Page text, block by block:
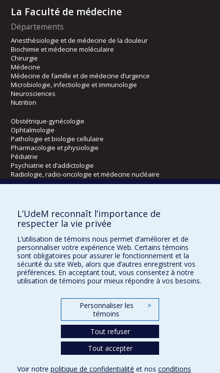
La Faculté de médecine
Départements
Anesthésiologie et de médecine de la douleur
Biochimie et médecine moléculaire
Chirurgie
Médecine
Médecine de famille et de médecine d’urgence
Microbiologie, infectiologie et immunologie
Neurosciences
Nutrition
Obstétrique-gynécologie
Ophtalmologie
Pathologie et biologie cellulaire
Pharmacologie et physiologie
Pédiatrie
Psychiatrie et d’addictologie
Radiologie, radio-oncologie et médecine nucléaire
Écoles
Kinésiologie et des sciences de l’activité physique
Orthophonie et audiologie
Réadaptation
Directions
DPC
CPASS
L’UdeM reconnaît l’importance de
respecter la vie privée
L’utilisation de témoins nous permet d’améliorer et de
personnaliser votre expérience Web. Certains témoins
sont obligatoires pour assurer le fonctionnement et la
sécurité du site Web, alors que d’autres enregistrent vos
préférences. En acceptant tout, vous consentez à notre
utilisation de témoins pour mieux répondre à vos besoins.
Personnaliser les
témoins
>
Tout refuser
Tout accepter
Voir notre politique de confidentialité et nos conditions